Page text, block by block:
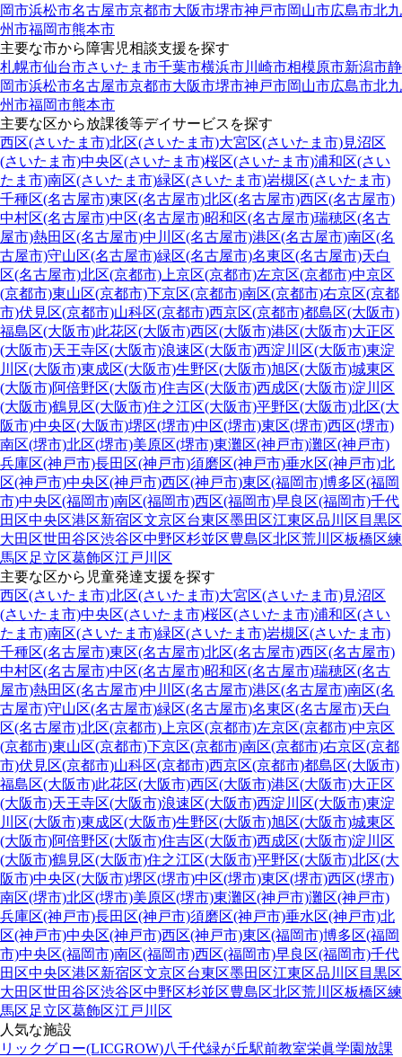
岡市浜松市名古屋市京都市大阪市堺市神戸市岡山市広島市北九
州市福岡市熊本市
主要な市から障害児相談支援を探す
札幌市仙台市さいたま市千葉市横浜市川崎市相模原市新潟市静
岡市浜松市名古屋市京都市大阪市堺市神戸市岡山市広島市北九
州市福岡市熊本市
主要な区から放課後等デイサービスを探す
西区(さいたま市)北区(さいたま市)大宮区(さいたま市)見沼区
(さいたま市)中央区(さいたま市)桜区(さいたま市)浦和区(さい
たま市)南区(さいたま市)緑区(さいたま市)岩槻区(さいたま市)
千種区(名古屋市)東区(名古屋市)北区(名古屋市)西区(名古屋市)
中村区(名古屋市)中区(名古屋市)昭和区(名古屋市)瑞穂区(名古
屋市)熱田区(名古屋市)中川区(名古屋市)港区(名古屋市)南区(名
古屋市)守山区(名古屋市)緑区(名古屋市)名東区(名古屋市)天白
区(名古屋市)北区(京都市) 上京区(京都市)左京区(京都市)中京区
(京都市)東山区(京都市)下京区(京都市)南区(京都市)右京区(京都
市)伏見区(京都市)山科区(京都市)西京区(京都市)都島区(大阪市)
福島区(大阪市)此花区(大阪市)西区(大阪市)港区(大阪市)大正区
(大阪市)天王寺区(大阪市)浪速区(大阪市)西淀川区(大阪市)東淀
川区(大阪市)東成区(大阪市)生野区(大阪市)旭区(大阪市)城東区
(大阪市)阿倍野区(大阪市)住吉区(大阪市)西成区(大阪市)淀川区
(大阪市)鶴見区(大阪市)住之江区(大阪市)平野区(大阪市)北区(大
阪市)中央区(大阪市)堺区(堺市)中区(堺市)東区(堺市)西区(堺市)
南区(堺市)北区(堺市)美原区(堺市)東灘区(神戸市)灘区(神戸市)
兵庫区(神戸市)長田区(神戸市)須磨区(神戸市)垂水区(神戸市)北
区(神戸市)中央区(神戸市)西区(神戸市)東区(福岡市)博多区(福岡
市)中央区(福岡市)南区(福岡市)西区(福岡市)早良区(福岡市)千代
田区中央区港区新宿区文京区台東区墨田区江東区品川区 目黒区
大田区世田谷区渋谷区中野区杉並区豊島区北区荒川区板橋区練
馬区足立区葛飾区江戸川区
主要な区から児童発達支援を探す
西区(さいたま市)北区(さいたま市)大宮区(さいたま市)見沼区
(さいたま市)中央区(さいたま市)桜区(さいたま市)浦和区(さい
たま市)南区(さいたま市)緑区(さいたま市)岩槻区(さいたま市)
千種区(名古屋市)東区(名古屋市)北区(名古屋市)西区(名古屋市)
中村区(名古屋市)中区(名古屋市)昭和区(名古屋市)瑞穂区(名古
屋市)熱田区(名古屋市)中川区(名古屋市)港区(名古屋市)南区(名
古屋市)守山区(名古屋市)緑区(名古屋市)名東区(名古屋市)天白
区(名古屋市)北区(京都市) 上京区(京都市)左京区(京都市)中京区
(京都市)東山区(京都市)下京区(京都市)南区(京都市)右京区(京都
市)伏見区(京都市)山科区(京都市)西京区(京都市)都島区(大阪市)
福島区(大阪市)此花区(大阪市)西区(大阪市)港区(大阪市)大正区
(大阪市)天王寺区(大阪市)浪速区(大阪市)西淀川区(大阪市)東淀
川区(大阪市)東成区(大阪市)生野区(大阪市)旭区(大阪市)城東区
(大阪市)阿倍野区(大阪市)住吉区(大阪市)西成区(大阪市)淀川区
(大阪市)鶴見区(大阪市)住之江区(大阪市)平野区(大阪市)北区(大
阪市)中央区(大阪市)堺区(堺市)中区(堺市)東区(堺市)西区(堺市)
南区(堺市)北区(堺市)美原区(堺市)東灘区(神戸市)灘区(神戸市)
兵庫区(神戸市)長田区(神戸市)須磨区(神戸市)垂水区(神戸市)北
区(神戸市)中央区(神戸市)西区(神戸市)東区(福岡市)博多区(福岡
市)中央区(福岡市)南区(福岡市)西区(福岡市)早良区(福岡市)千代
田区中央区港区新宿区文京区台東区墨田区江東区品川区 目黒区
大田区世田谷区渋谷区中野区杉並区豊島区北区荒川区板橋区練
馬区足立区葛飾区江戸川区
人気な施設
リックグロー(LICGROW)八千代緑が丘駅前教室栄眞学園放課